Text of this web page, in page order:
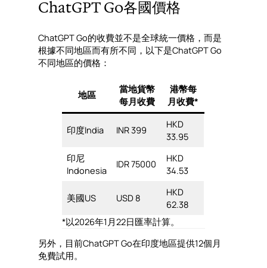
ChatGPT Go各國價格
ChatGPT Go的收費並不是全球統一價格，而是
根據不同地區而有所不同，以下是ChatGPT Go
不同地區的價格：
地區
當地貨幣
每月收費
港幣每
月收費*
印度India INR 399
HKD
33.95
印尼
Indonesia
IDR 75000
HKD
34.53
美國US USD 8
HKD
62.38
*以2026年1月22日匯率計算。
另外，目前ChatGPT Go在印度地區提供12個月
免費試用。